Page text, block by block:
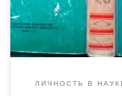
математике»,
помогает
ЛИЧНОСТЬ В